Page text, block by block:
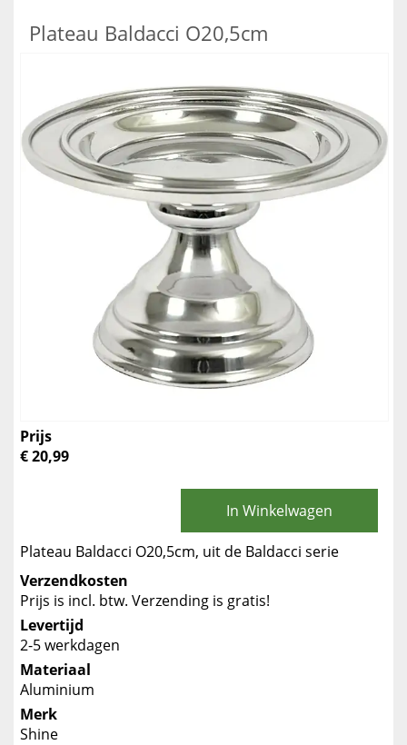
Plateau Baldacci O20,5cm
Prijs
€ 20,99
In Winkelwagen
Plateau Baldacci O20,5cm, uit de Baldacci serie
Verzendkosten
Prijs is incl. btw. Verzending is gratis!
Levertijd
2-5 werkdagen
Materiaal
Aluminium
Merk
Shine